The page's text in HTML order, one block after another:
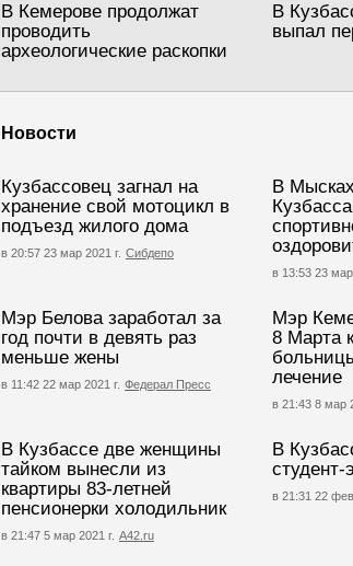
В Кемерове продолжат
проводить
археологические раскопки
В
выпал
Новости
Кузбассовец загнал на
хранение свой мотоцикл в
подъезд жилого дома
в 20:57 23 мар 2021 г. Сибдепо
В
в 13:53 23 мар
Мэр Белова заработал за
год почти в девять раз
меньше жены
в 11:42 22 мар 2021 г. Федерал Пресс
Мэр
8 Марта
лечение
в 21:43 8 мар
В Кузбассе две женщины
тайком вынесли из
квартиры 83-летней
пенсионерки холодильник
в 21:47 5 мар 2021 г. А42.ru
В
студент-
в 21:31 22 фев